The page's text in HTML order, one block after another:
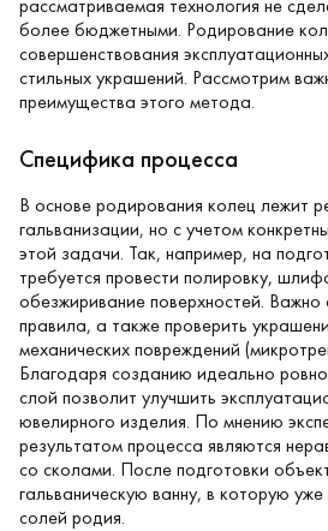
рассматриваемая технология не
более бюджетными. Родирование
совершенствования
стильных украшений. Рассмотрим
преимущества этого метода.
Специфика процесса
В основеродирования колец лежит
гальванизации, но с учетом
этой задачи. Так, например, на
требуется провести полировку,
обезжиривание поверхностей.
правила, а также проверить
механических повреждений
Благодаря созданию идеально
слой позволит улучшить
ювелирного изделия. По мнению
результатом процесса являются
со сколами. После подготовки
гальваническую ванну, в которую
солей родия.